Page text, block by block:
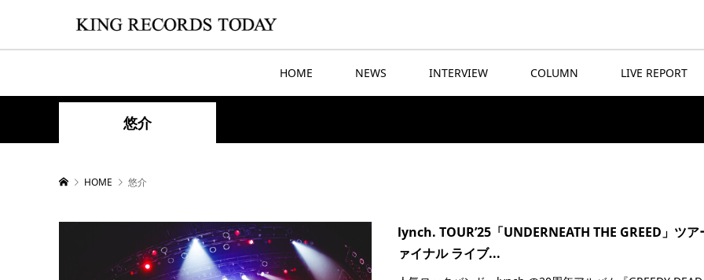
HOME NEWS INTERVIEW COLUMN LIVE REPORT
悠介
HOME 悠介
lynch. TOUR’25「UNDERNEATH THE GREED」ツア
ァイナル ライブ...